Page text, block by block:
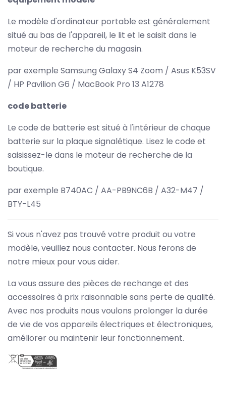
Le modèle d'ordinateur portable est généralement
situé au bas de l'appareil, le lit et le saisit dans le
moteur de recherche du magasin.
par exemple Samsung Galaxy S4 Zoom / Asus K53SV
/ HP Pavilion G6 / MacBook Pro 13 A1278
code batterie
Le code de batterie est situé à l'intérieur de chaque
batterie sur la plaque signalétique. Lisez le code et
saisissez-le dans le moteur de recherche de la
boutique.
par exemple B740AC / AA-PB9NC6B / A32-M47 /
BTY-L45
Si vous n'avez pas trouvé votre produit ou votre
modèle, veuillez nous contacter. Nous ferons de
notre mieux pour vous aider.
La vous assure des pièces de rechange et des
accessoires à prix raisonnable sans perte de qualité.
Avec nos produits nous voulons prolonger la durée
de vie de vos appareils électriques et électroniques,
améliorer ou maintenir leur fonctionnement.